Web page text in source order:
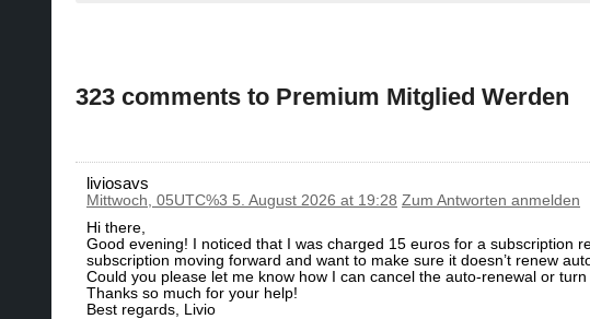
323 comments to Premium Mitglied Werden
liviosavs
Mittwoch, 05UTC%3 5. August 2026 at 19:28 Zum Antworten anmelden
Hi there,
​Good evening! I noticed that I was charged 15 euros for a subscription
subscription moving forward and want to make sure it doesn’t renew
​Could you please let me know how I can cancel the auto-renewal or
​Thanks so much for your help!
​Best regards, Livio